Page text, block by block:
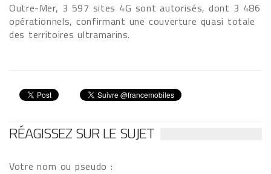
Outre-Mer, 3 597 sites 4G sont autorisés, dont 3 486
opérationnels, confirmant une couverture quasi totale
des territoires ultramarins.
RÉAGISSEZ SUR LE SUJET
Votre nom ou pseudo :